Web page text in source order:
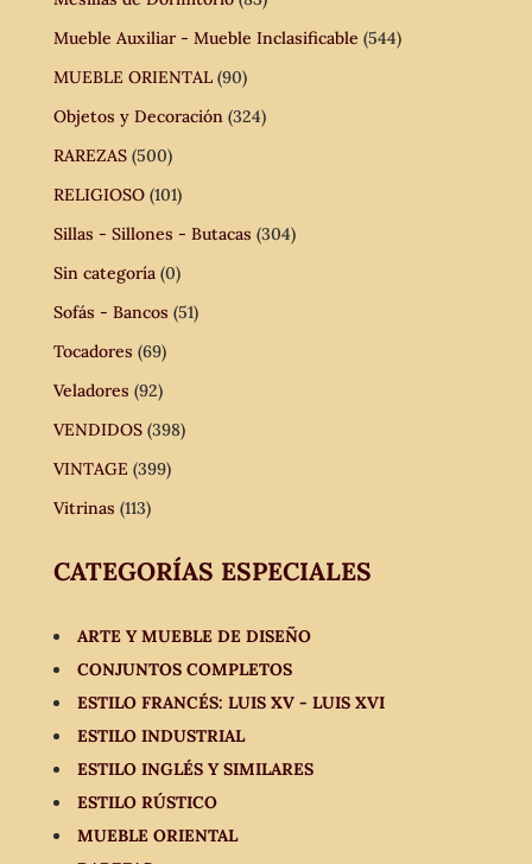
Mueble Auxiliar - Mueble Inclasificable (544)
MUEBLE ORIENTAL (90)
Objetos y Decoración (324)
RAREZAS (500)
RELIGIOSO (101)
Sillas - Sillones - Butacas (304)
Sin categoría (0)
Sofás - Bancos (51)
Tocadores (69)
Veladores (92)
VENDIDOS (398)
VINTAGE (399)
Vitrinas (113)
CATEGORÍAS ESPECIALES
ARTE Y MUEBLE DE DISEÑO
CONJUNTOS COMPLETOS
ESTILO FRANCÉS: LUIS XV - LUIS XVI
ESTILO INDUSTRIAL
ESTILO INGLÉS Y SIMILARES
ESTILO RÚSTICO
MUEBLE ORIENTAL